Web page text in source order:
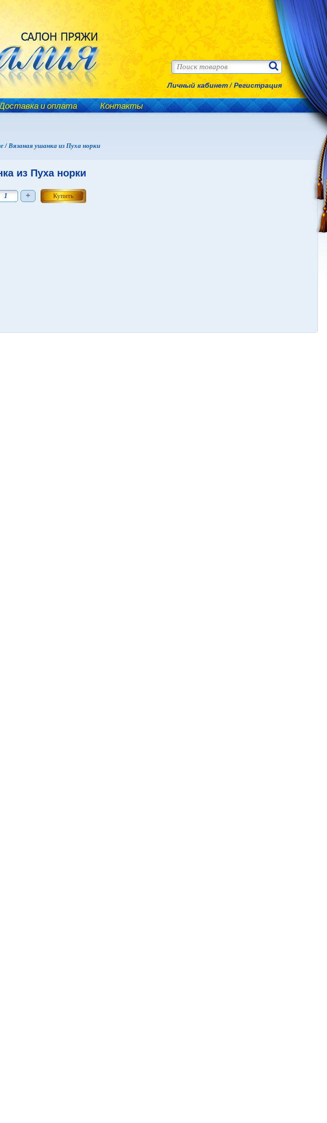
Личный кабинет/Регистрация
и оплата Контакты
/Вязаная ушанка из Пуха норки
из Пуха норки
+